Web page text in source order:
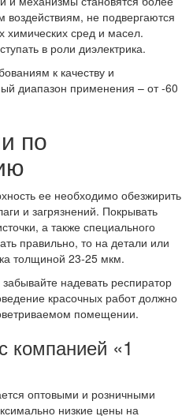
воздействиям, не подвергаются
химических сред и масел.
в роли диэлектрика.
к качеству и
диапазон применения – от -60
по
ее необходимо обезжирить
и загрязнений. Покрывать
а также специального
правильно, то на детали или
толщиной 23-25 мкм.
надевать респиратор
красочных работ должно
помещении.
компанией «1
оптовыми и розничными
низкие цены на